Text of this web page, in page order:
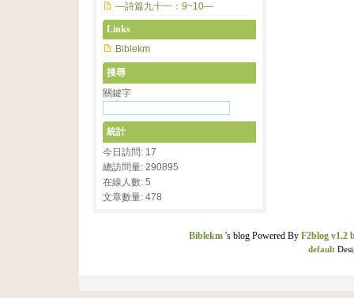
—詩篇九十一：9~10—
Links
Biblekm
搜尋
關鍵字
統計
今日訪問: 17
總訪問量: 290895
在線人數: 5
文章數量: 478
Biblekm 's blog Powered By F2blog v1.2
default